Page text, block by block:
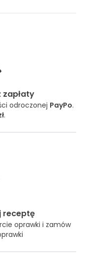
zapłaty
odroczonej PayPo.
.
receptę
oprawki i zamów